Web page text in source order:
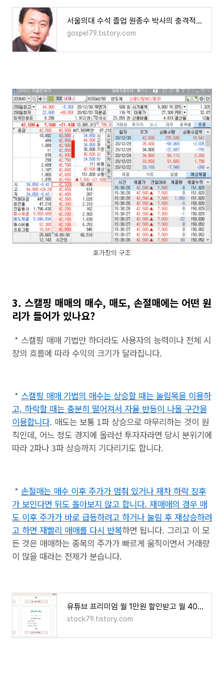
서울의대 수석 졸업 원종수 박사의 충격적인 실화
gospel79.tistory.com
호가창의 구조
3. 스캘핑 매매의 매수, 매도, 손절매에는 어떤 원
리가 들어가 있나요?
* 스캘핑 매매 기법만 하더라도 사용자의 능력이나 전체 시
장의 흐름에 따라 수익의 크기가 달라집니다.
* 스캘핑 매매 기법의 매수는 상승할 때는 눌림목을 이용하
고, 하락할 때는 충분히 떨어져서 자율 반등이 나올 구간을
이용합니다. 매도는 보통 1파 상승으로 마무리하는 것이 원
칙인데, 어느 정도 경지에 올라선 투자자라면 당시 분위기에
따라 2파나 3파 상승까지 기다리기도 합니다.
* 손절매는 매수 이후 주가가 멈춰 있거나 재차 하락 징후
가 보인다면 뒤도 돌아보지 않고 합니다. 재매매의 경우 매
도 이후 주가가 바로 급등하려고 하거나 눌림 후 재상승하려
고 하면 재빨리 매매를 다시 반복하면 됩니다. 그리고 이 모
든 것은 매매하는 종목의 주가가 빠르게 움직이면서 거래량
이 많을 때라는 전제가 분습니다.
유튜브 프리미엄 월 1만원 할인받고 월 4000원에 이용하는 방법
stock79.tistory.com